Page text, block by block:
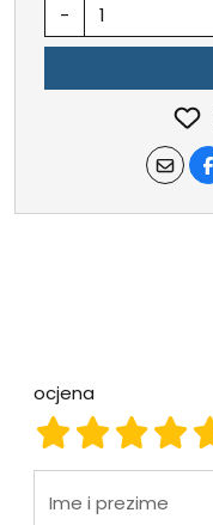
-
ocjena
ocjena
ocjena 2
ocjena 1
Ime i prezime